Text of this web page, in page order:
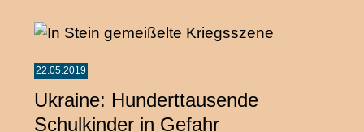
22.05.2019
Ukraine: Hunderttausende
Schulkinder in Gefahr